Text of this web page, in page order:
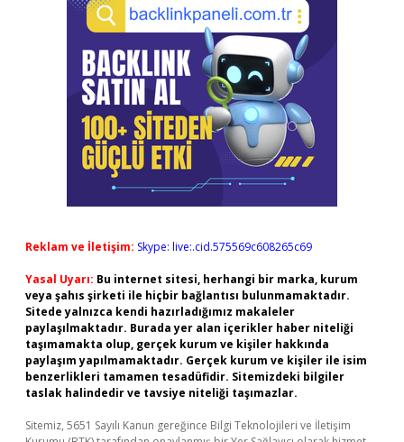
Reklam ve İletişim: Skype: live:.cid.575569c608265c69
Yasal Uyarı: Bu internet sitesi, herhangi bir marka, kurum
veya şahıs şirketi ile hiçbir bağlantısı bulunmamaktadır.
Sitede yalnızca kendi hazırladığımız makaleler
paylaşılmaktadır. Burada yer alan içerikler haber niteliği
taşımamakta olup, gerçek kurum ve kişiler hakkında
paylaşım yapılmamaktadır. Gerçek kurum ve kişiler ile isim
benzerlikleri tamamen tesadüfidir. Sitemizdeki bilgiler
taslak halindedir ve tavsiye niteliği taşımazlar.
Sitemiz, 5651 Sayılı Kanun gereğince Bilgi Teknolojileri ve İletişim